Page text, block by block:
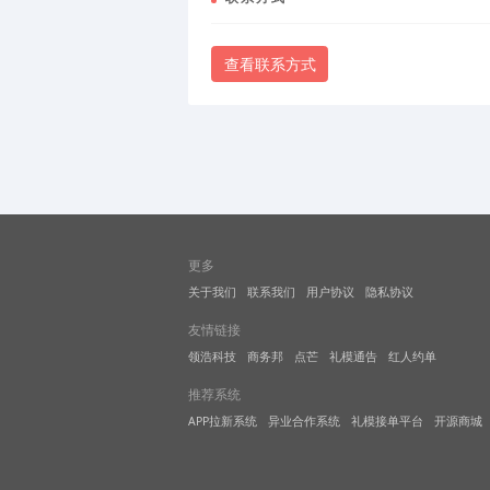
查看联系方式
更多
关于我们 联系我们 用户协议 隐私协议
友情链接
领浩科技 商务邦 点芒 礼模通告 红人约单
推荐系统
APP拉新系统 异业合作系统 礼模接单平台 开源商城